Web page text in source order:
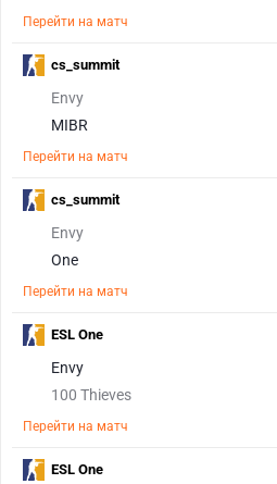
Перейти на матч
Envy
MIBR
Перейти на матч
cs_summit
Envy
One
Перейти на матч
cs_summit
Envy
100 Thieves
Перейти на матч
ESL One
ESL One